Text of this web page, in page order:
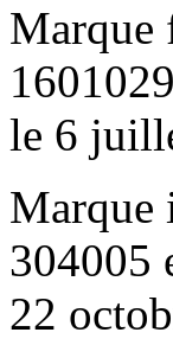
Marque
le 6
Marque
304005
22